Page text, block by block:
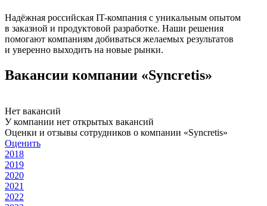
Надёжная российская IT-компания с уникальным опытом
в заказной и продуктовой разработке. Наши решения
помогают компаниям добиваться желаемых результатов
и уверенно выходить на новые рынки.
Вакансии компании «Syncretis»
Нет вакансий
У компании нет открытых вакансий
Оценки и отзывы сотрудников о компании «Syncretis»
Оценить
2018
2019
2020
2021
2022